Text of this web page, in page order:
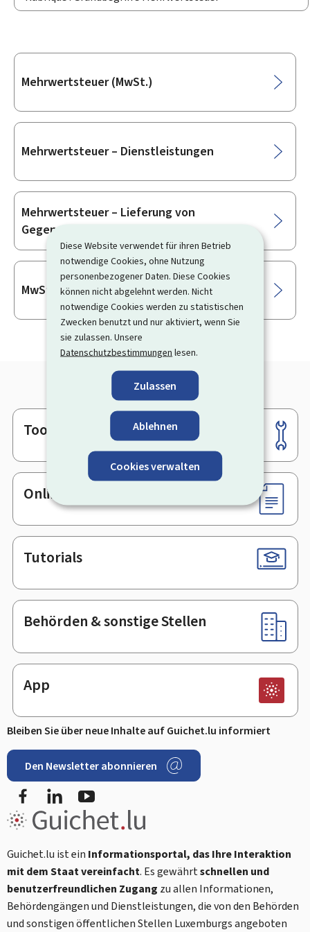
Diese Website verwendet für ihren Betrieb
notwendige Cookies, ohne Nutzung
personenbezogener Daten. Diese Cookies
können nicht abgelehnt werden. Nicht
notwendige Cookies werden zu statistischen
Zwecken benutzt und nur aktiviert, wenn Sie
sie zulassen. Unsere
Datenschutzbestimmungen lesen.
Zulassen
Ablehnen
Cookies verwalten
Unterrubriken
Mehrwertsteuer (MwSt.)
Mehrwertsteuer – Dienstleistungen
Mehrwertsteuer – Lieferung von
Gegenständen
MwSt.-Gruppe
Footer
Tools
Online-Dienste & Formulare
Tutorials
Behörden & sonstige Stellen
App
Bleiben Sie über neue Inhalte auf Guichet.lu informiert
Den Newsletter abonnieren
FacebookLinkedIn
Guichet.lu ist ein Informationsportal, das Ihre Interaktion
mit dem Staat vereinfacht. Es gewährtschnellen und
benutzerfreundlichen Zugang zu allen Informationen,
Behördengängen und Dienstleistungen, die von den Behörden
und sonstigen öffentlichen Stellen Luxemburgs angeboten